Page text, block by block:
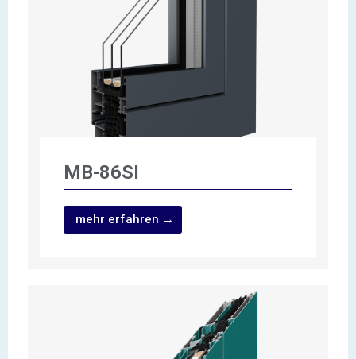
MB-86SI
mehr erfahren →